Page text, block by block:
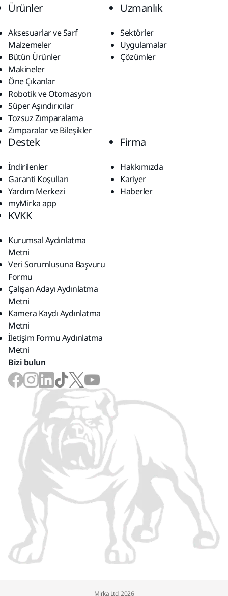
Ürünler
Aksesuarlar ve Sarf
Malzemeler
Bütün Ürünler
Makineler
Öne Çıkanlar
Robotik ve Otomasyon
Süper Aşındırıcılar
Tozsuz Zımparalama
Zımparalar ve Bileşikler
Uzmanlık
Sektörler
Uygulamalar
Çözümler
Destek
İndirilenler
Garanti Koşulları
Yardım Merkezi
myMirka app
Firma
Hakkımızda
Kariyer
Haberler
KVKK
Kurumsal Aydınlatma
Metni
Veri Sorumlusuna Başvuru
Formu
Çalışan Adayı Aydınlatma
Metni
Kamera Kaydı Aydınlatma
Metni
İletişim Formu Aydınlatma
Metni
Bizi bulun
Mirka Ltd, 2026